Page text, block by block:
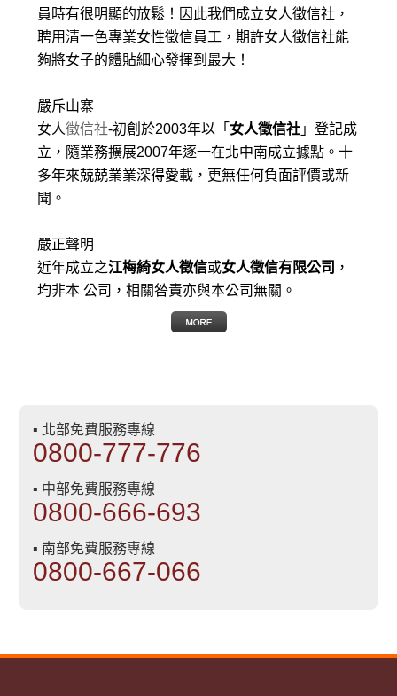
員時有很明顯的放鬆！因此我們成立女人徵信社，
聘用清一色專業女性徵信員工，期許女人徵信社能
夠將女子的體貼細心發揮到最大 ！
嚴斥山寨
女人徵信社-初創於2003年以「 女人徵信社 」登記成
立，隨業務擴展2007年逐一在北中南成立據點。十
多年來兢兢業業深得愛載，更無任何負面評價或新
聞。
嚴正聲明
近年成立之江梅綺女人徵信或女人徵信有限公司 ，
均非本 公司，相關咎責亦與本公司無關。
▪ 北部免費服務專線
0800-777-776
▪ 中部免費服務專線
0800-666-693
▪ 南部免費服務專線
0800-667-066